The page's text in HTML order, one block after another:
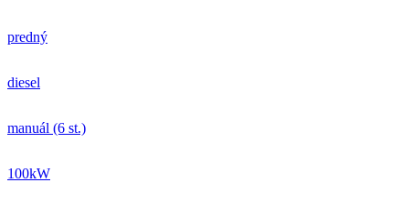
predný
diesel
manuál (6 st.)
100kW